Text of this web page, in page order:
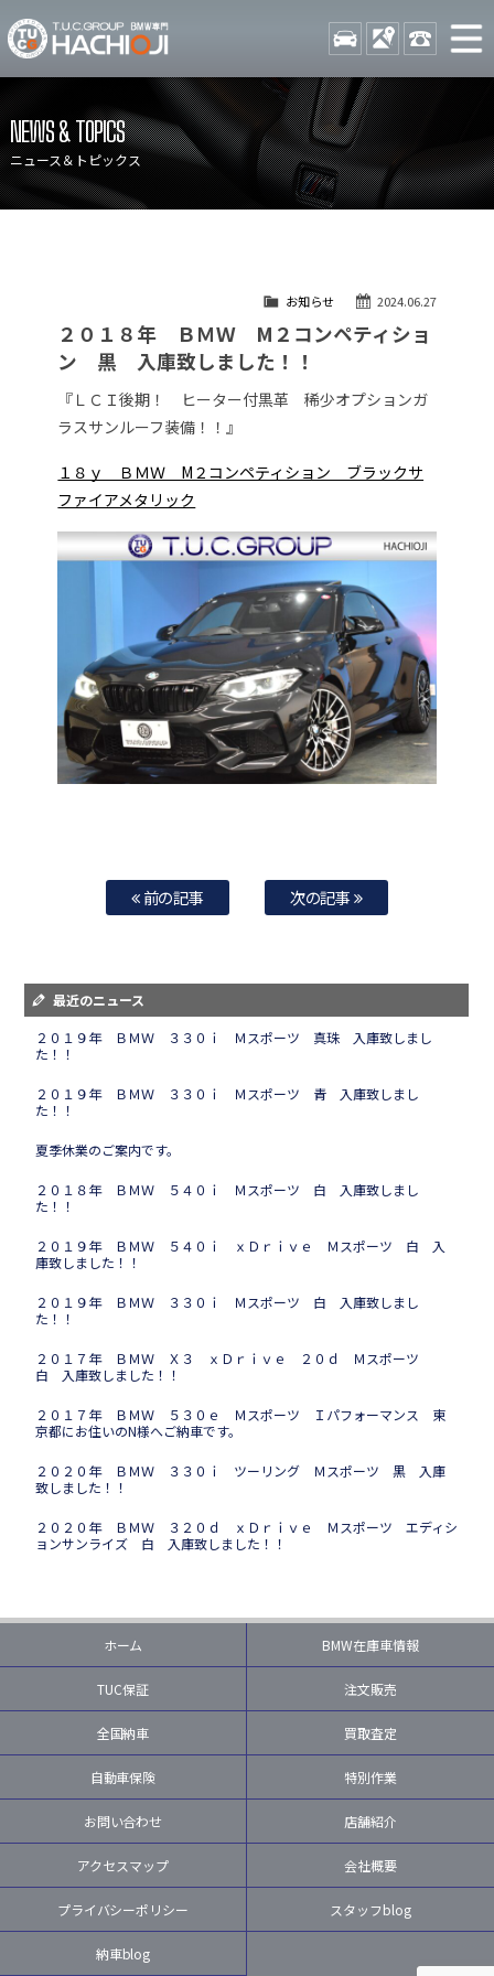
TUCグループ BMW専門 八
STOCK ACCESS 042-
在庫リスト
目玉車両一覧
店舗紹介
保証＆サービス
アクセスマップ
自動車保険
TUCとは？
納車blog
スタッフblog
会社概要
NEWS & TOPICS
ニュース＆トピックス
2024.06.27
お知らせ
２０１８年 ＢＭＷ M２コンペティショ
ン 黒 入庫致しました！！
『ＬＣＩ後期！ ヒーター付黒革 稀少オプションガ
ラスサンルーフ装備！！』
１８ｙ ＢＭＷ M２コンペティション ブラックサ
ファイアメタリック
前の記事 次の記事
最近のニュース
２０１９年 ＢＭＷ ３３０ｉ Ｍスポーツ 真珠 入庫致しまし
た！！
２０１９年 ＢＭＷ ３３０ｉ Ｍスポーツ 青 入庫致しまし
た！！
夏季休業のご案内です。
２０１８年 ＢＭＷ ５４０ｉ Ｍスポーツ 白 入庫致しまし
た！！
２０１９年 ＢＭＷ ５４０ｉ ｘＤｒｉｖｅ Ｍスポーツ 白 入
庫致しました！！
２０１９年 ＢＭＷ ３３０ｉ Ｍスポーツ 白 入庫致しまし
た！！
２０１７年 ＢＭＷ Ｘ３ ｘＤｒｉｖｅ ２０ｄ Ｍスポーツ
白 入庫致しました！！
２０１７年 ＢＭＷ ５３０ｅ Ｍスポーツ Ｉパフォーマンス 東
京都にお住いのN様へご納車です。
２０２０年 ＢＭＷ ３３０ｉ ツーリング Ｍスポーツ 黒 入庫
致しました！！
２０２０年 ＢＭＷ ３２０ｄ ｘＤｒｉｖｅ Ｍスポーツ エディシ
ョンサンライズ 白 入庫致しました！！
ホーム BMW在庫車情報
TUC保証 注文販売
全国納車 買取査定
自動車保険 特別作業
お問い合わせ 店舗紹介
アクセスマップ 会社概要
プライバシーポリシー スタッフblog
納車blog